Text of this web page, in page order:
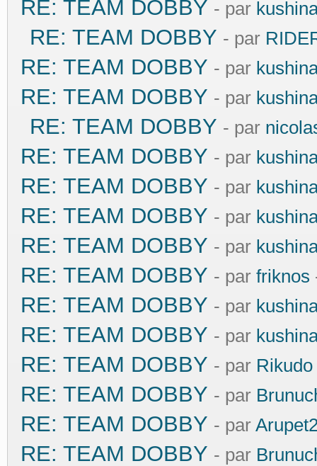
RE: TEAM DOBBY - par
RE: TEAM DOBBY - par
RE: TEAM DOBBY - par
RE: TEAM DOBBY - par
RE: TEAM DOBBY - par
RE: TEAM DOBBY - par
RE: TEAM DOBBY - par
RE: TEAM DOBBY - par
RE: TEAM DOBBY - par
RE: TEAM DOBBY - par friknos
RE: TEAM DOBBY - par
RE: TEAM DOBBY - par
RE: TEAM DOBBY - par
RE: TEAM DOBBY - par
RE: TEAM DOBBY - par
RE: TEAM DOBBY - par